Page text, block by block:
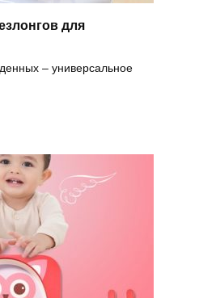
для
– универсальное